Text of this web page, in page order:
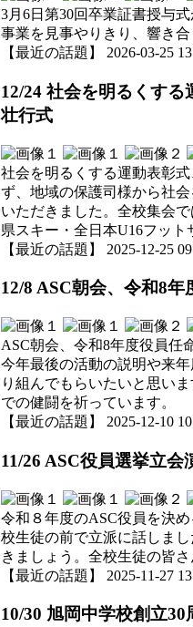
3月6日第30回卒業証書授与
事業を見事やりきり、響き
【最近の話題】 2026-03-25
12/24 社会を明るくす
壮行式
社会を明るくする運動表彰
ず、地域の保護司様から社
いただきました。全校集会
県スキー・全日本U16フット
【最近の話題】 2025-12-25
12/8 ASC朝会、令和8
ASC朝会、令和8年度役員任
今年最後の活動の説明や来
り組んでもらいたいと思い
での健闘を祈っています。
【最近の話題】 2025-12-10
11/26 ASC役員選挙立会
令和８年度のASC役員を決
校生徒の前で立派に話しま
きましょう。全校生徒の皆
【最近の話題】 2025-11-27
10/30 旭岡中学校創立